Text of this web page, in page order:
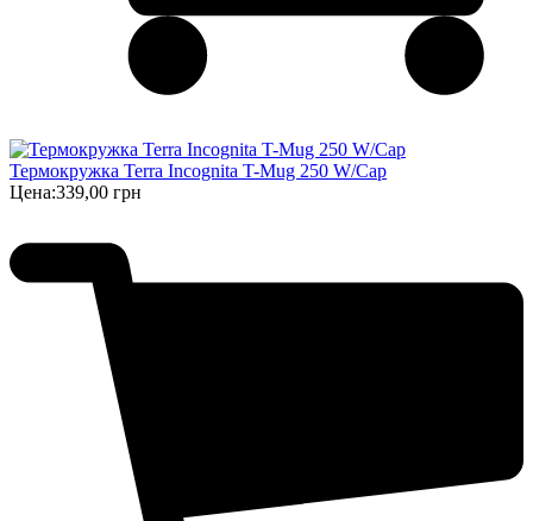
Термокружка Terra Incognita T-Mug 250 W/Cap
Цена:339,00 грн